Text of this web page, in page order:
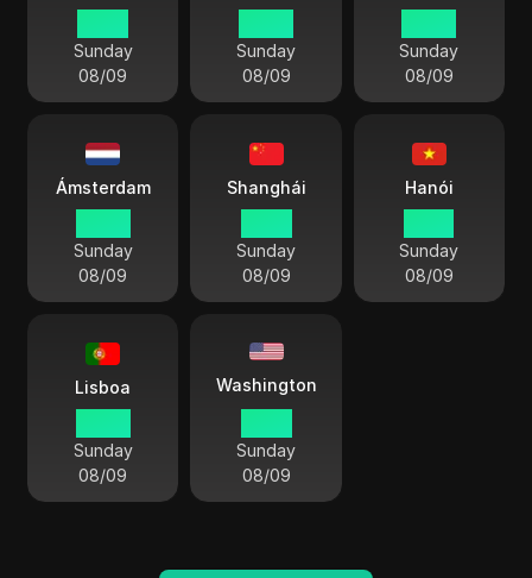
Sunday
08/09
Sunday
08/09
Sunday
08/09
Ámsterdam
Sunday
08/09
Shanghái
Sunday
08/09
Hanói
Sunday
08/09
Lisboa
Sunday
08/09
Washington
Sunday
08/09